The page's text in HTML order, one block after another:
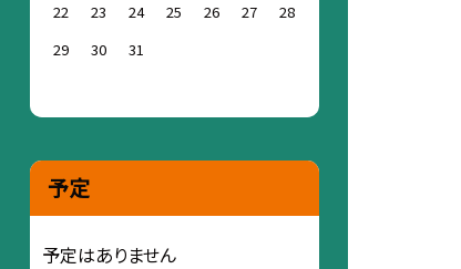
22
23 24 25 26 27
28
29
30 31
予定
予定はありません